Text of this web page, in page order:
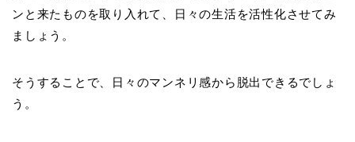
ンと来たものを取り入れて、日々の生活を活性化させてみ
ましょう。
そうすることで、日々のマンネリ感から脱出できるでしょ
う。